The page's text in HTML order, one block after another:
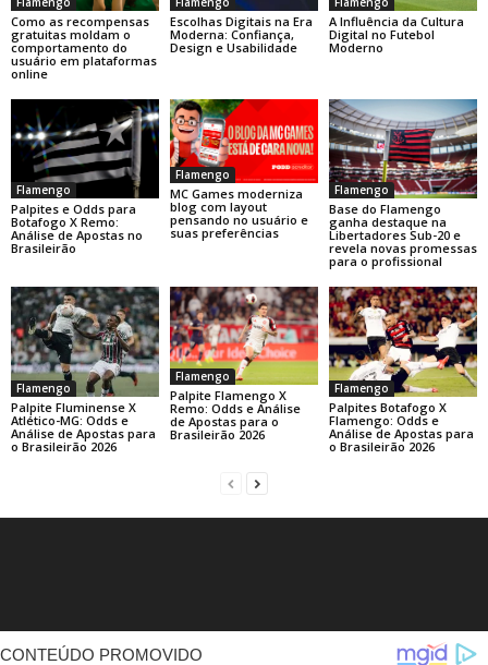
Como as recompensas
gratuitas moldam o
comportamento do
usuário em plataformas
online
Escolhas Digitais na Era
Moderna: Confiança,
Design e Usabilidade
A Influência da Cultura
Digital no Futebol
Moderno
Flamengo
Palpites e Odds para
Botafogo X Remo:
Análise de Apostas no
Brasileirão
Flamengo
MC Games moderniza
blog com layout
pensando no usuário e
suas preferências
Flamengo
Base do Flamengo
ganha destaque na
Libertadores Sub-20 e
revela novas promessas
para o profissional
Flamengo
Palpite Fluminense X
Atlético-MG: Odds e
Análise de Apostas para
o Brasileirão 2026
Flamengo
Palpite Flamengo X
Remo: Odds e Análise
de Apostas para o
Brasileirão 2026
Flamengo
Palpites Botafogo X
Flamengo: Odds e
Análise de Apostas para
o Brasileirão 2026